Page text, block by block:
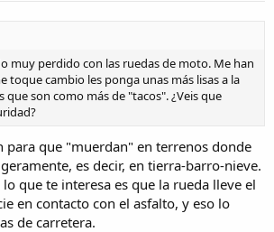
muy perdido con las ruedas de moto. Me han
toque cambio les ponga unas más lisas a la
que son como más de "tacos". ¿Veis que
para que "muerdan" en terrenos donde
es decir, en tierra-barro-nieve.
que te interesa es que la rueda lleve el
en contacto con el asfalto, y eso lo
de carretera.